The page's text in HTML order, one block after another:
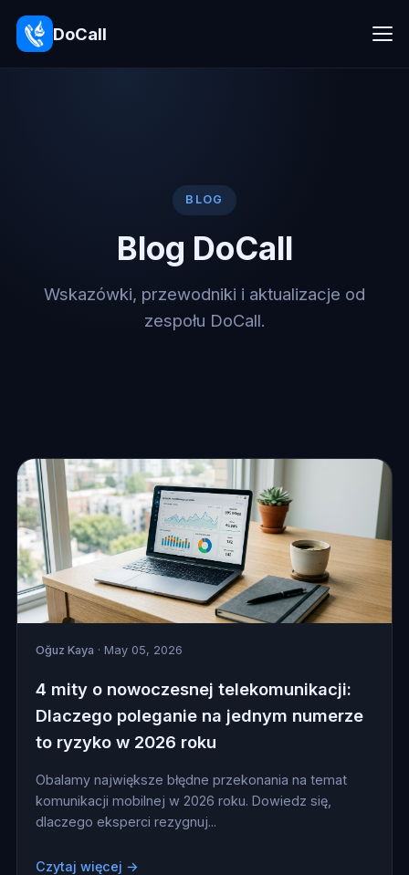
DoCall
BLOG
Blog DoCall
Wskazówki, przewodniki i aktualizacje od
zespołu DoCall.
Oğuz Kaya · May 05, 2026
4 mity o nowoczesnej telekomunikacji:
Dlaczego poleganie na jednym numerze
to ryzyko w 2026 roku
Obalamy największe błędne przekonania na temat
komunikacji mobilnej w 2026 roku. Dowiedz się,
dlaczego eksperci rezygnuj...
Czytaj więcej →